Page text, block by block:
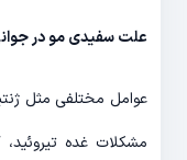
علت سفیدی مو در
عوامل مختلفی مثل
مشکلات غده